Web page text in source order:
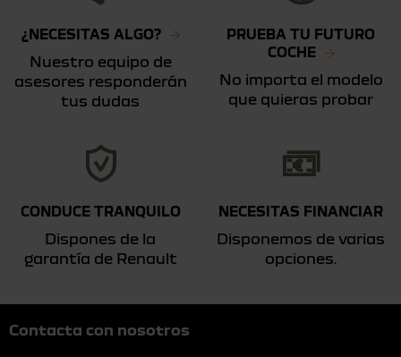
¿NECESITAS ALGO?
Nuestro equipo de
asesores responderán
tus dudas
PRUEBA TU FUTURO
COCHE
No importa el modelo
que quieras probar
CONDUCE TRANQUILO
Dispones de la
garantía de Renault
NECESITAS FINANCIAR
Disponemos de varias
opciones.
Contacta con nosotros